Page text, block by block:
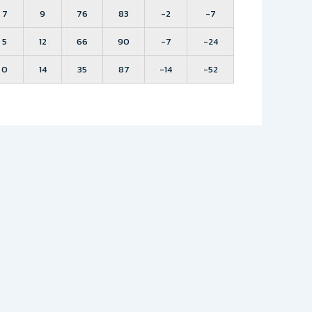
7 9 76 83 -2 -7
5 12 66 90 -7 -24
0 14 35 87 -14 -52